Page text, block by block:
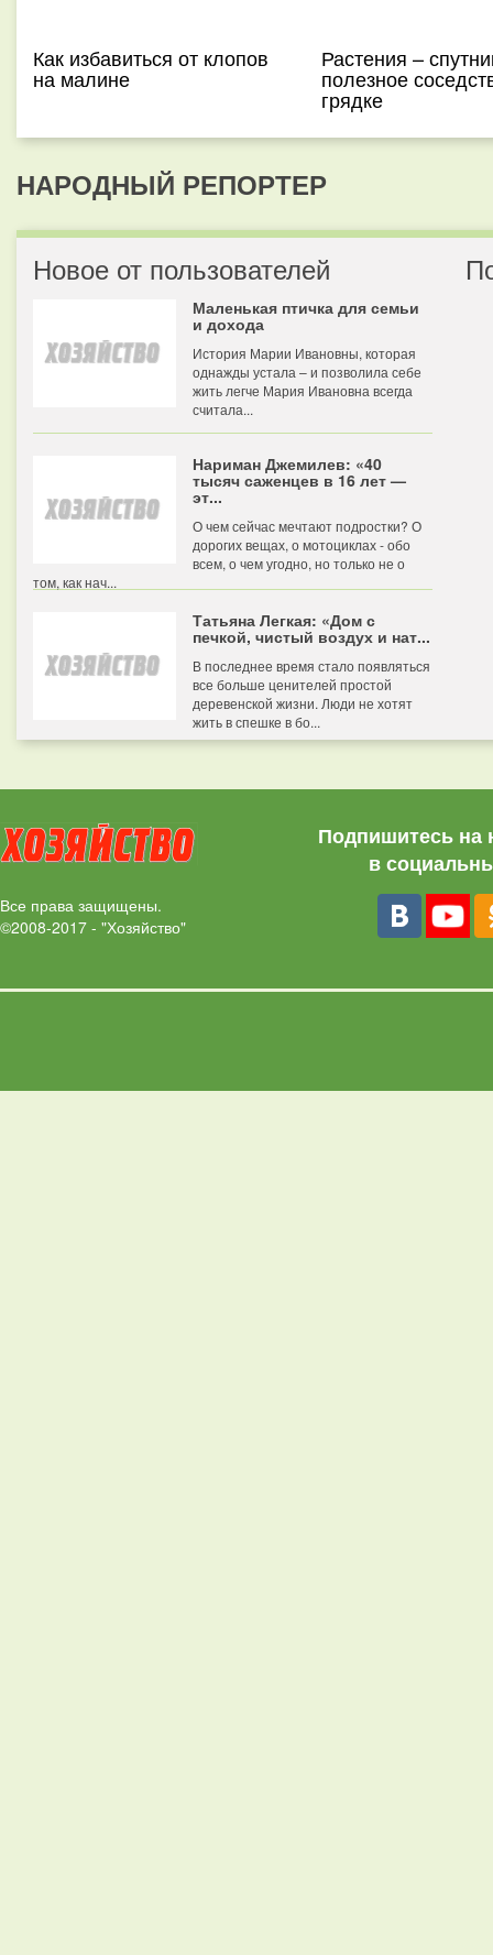
Как избавиться от клопов
на малине
Растения –
полезное
грядке
НАРОДНЫЙ РЕПОРТЕР
Новое от пользователей
Маленькая птичка для семьи
и дохода
История Марии Ивановны, которая
однажды устала – и позволила себе
жить легче Мария Ивановна всегда
считала...
Нариман Джемилев: «40
тысяч саженцев в 16 лет —
эт...
О чем сейчас мечтают подростки? О
дорогих вещах, о мотоциклах - обо
всем, о чем угодно, но только не о
том, как нач...
Татьяна Легкая: «Дом с
печкой, чистый воздух и нат...
В последнее время стало появляться
все больше ценителей простой
деревенской жизни. Люди не хотят
жить в спешке в бо...
Все права защищены.
©2008-2017 - "Хозяйство"
Подпишитесь на
в